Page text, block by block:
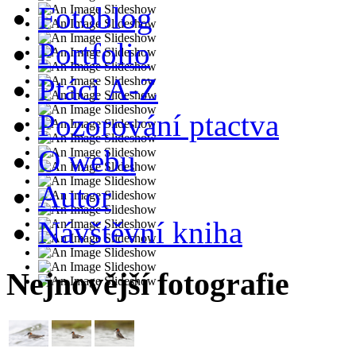
Fotoblog
Portfolio
Ptáci A-Z
Pozorování ptactva
O webu
Autor
Návštěvní kniha
Nejnovější fotografie